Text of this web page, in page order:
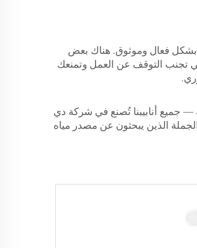
بشكل فعال وموثوق. هناك بعض
تجنب التوقف عن العمل وتمنعك
— جميع أنابيبنا تُصنع في شركة دي
الجملة الذين يبحثون عن مصدر مياه